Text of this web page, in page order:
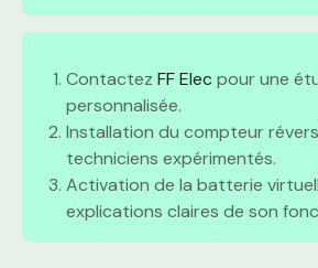
Contactez FF Elecpour une
personnalisée.
Installation du compteur
techniciens expérimentés.
Activation de la batterie
explications claires de son